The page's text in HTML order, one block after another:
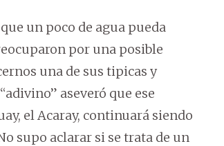
un poco de agua pueda
por una posible
una de sus tipicas y
aseveró que ese
el Acaray, continuará siendo
supo aclarar si se trata de un